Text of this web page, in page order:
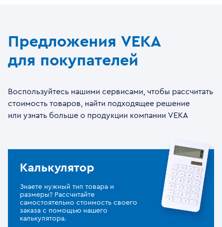
Предложения VEKA
для покупателей
Воспользуйтесь нашими сервисами, чтобы рассчитать
стоимость товаров, найти подходящее решение
или узнать больше о продукции компании VEKA
Калькулятор
Знаете нужный тип товара и
размеры? Рассчитайте
самостоятельно стоимость своего
заказа с помощью нашего
калькулятора.